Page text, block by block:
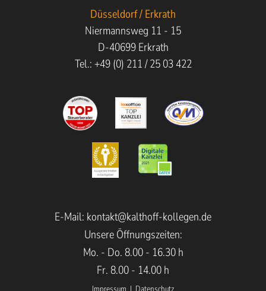
Düsseldorf / Erkrath
Niermannsweg 11 - 15
D-40699 Erkrath
Tel.: +49 (0) 211 / 25 03 422
E-Mail: kontakt@kalthoff-kollegen.de
Unsere Öffnungszeiten:
Mo. - Do. 8.00 - 16.30 h
Fr. 8.00 - 14.00 h